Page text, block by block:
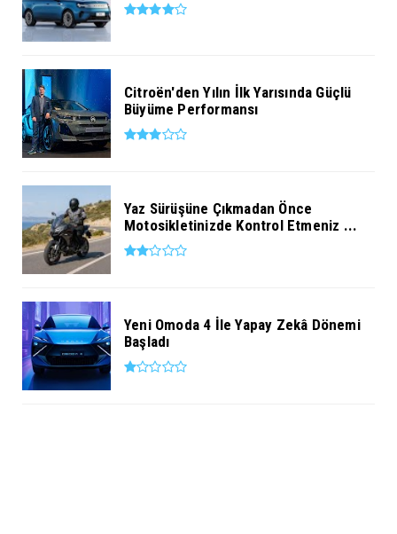
Citroën'den Yılın İlk Yarısında Güçlü
Büyüme Performansı
Yaz Sürüşüne Çıkmadan Önce
Motosikletinizde Kontrol Etmeniz ...
Yeni Omoda 4 İle Yapay Zekâ Dönemi
Başladı